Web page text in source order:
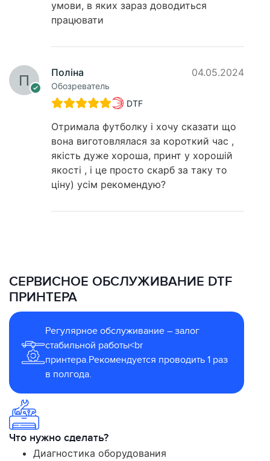
умови, в яких зараз доводиться
працювати
Поліна
Обозреватель
04.05.2024
DTF
Отримала футболку і хочу сказати що
вона виготовлялася за короткий час ,
якість дуже хороша, принт у хорошій
якості , і це просто скарб за таку то
ціну) усім рекомендую?
СЕРВИСНОЕ ОБСЛУЖИВАНИЕ DTF
ПРИНТЕРА
Регулярное обслуживание – залог
стабильной работы<br
принтера.Рекомендуется проводить 1 раз
в полгода.
Что нужно сделать?
Диагностика оборудования